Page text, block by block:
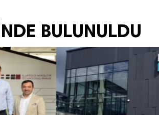
BULUNULDU